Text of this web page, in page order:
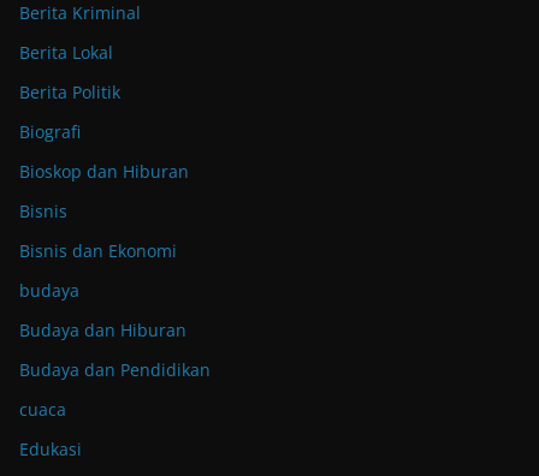
Berita Kriminal
Berita Lokal
Berita Politik
Biografi
Bioskop dan Hiburan
Bisnis
Bisnis dan Ekonomi
budaya
Budaya dan Hiburan
Budaya dan Pendidikan
cuaca
Edukasi